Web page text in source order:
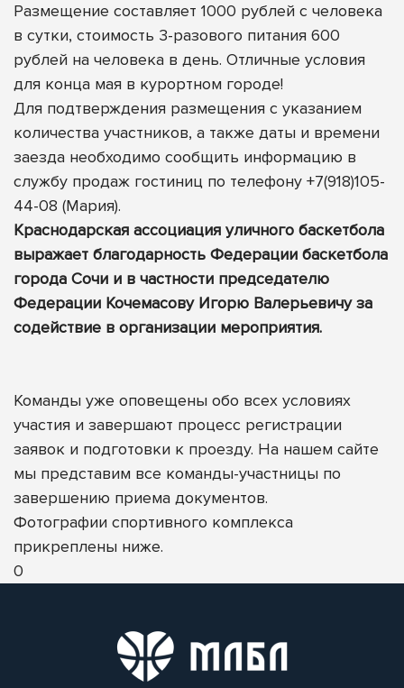
Размещение составляет 1000 рублей с человека
в сутки, стоимость 3-разового питания 600
рублей на человека в день. Отличные условия
для конца мая в курортном городе!
Для подтверждения размещения с указанием
количества участников, а также даты и времени
заезда необходимо сообщить информацию в
службу продаж гостиниц по телефону +7(918)105-
44-08 (Мария).
Краснодарская ассоциация уличного баскетбола
выражает благодарность Федерации баскетбола
города Сочи и в частности председателю
Федерации Кочемасову Игорю Валерьевичу за
содействие в организации мероприятия.
Команды уже оповещены обо всех условиях
участия и завершают процесс регистрации
заявок и подготовки к проезду. На нашем сайте
мы представим все команды-участницы по
завершению приема документов.
Фотографии спортивного комплекса
прикреплены ниже.
0